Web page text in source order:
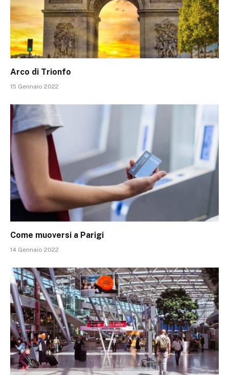
Arco di Trionfo
15 Gennaio 2022
Come muoversi a Parigi
14 Gennaio 2022